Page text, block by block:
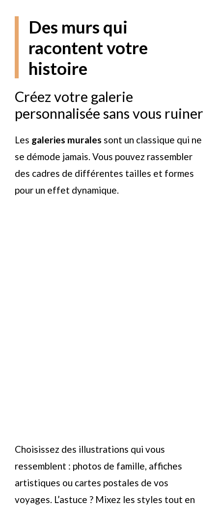
Des murs qui
racontent votre
histoire
Créez votre galerie
personnalisée sans vous ruiner
Les galeries murales sont un classique qui ne
se démode jamais. Vous pouvez rassembler
des cadres de différentes tailles et formes
pour un effet dynamique.
Choisissez des illustrations qui vous
ressemblent : photos de famille, affiches
artistiques ou cartes postales de vos
voyages. L’astuce ? Mixez les styles tout en